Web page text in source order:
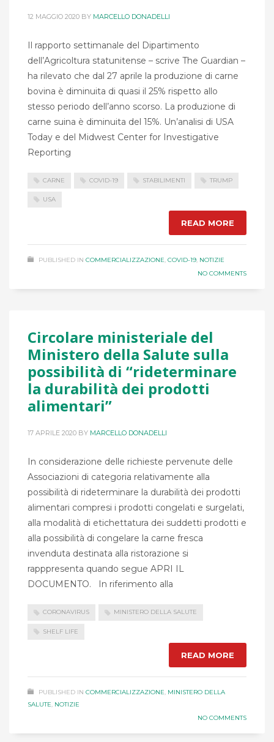
12 MAGGIO 2020 BY MARCELLO DONADELLI
Il rapporto settimanale del Dipartimento
dell’Agricoltura statunitense – scrive The Guardian –
ha rilevato che dal 27 aprile la produzione di carne
bovina è diminuita di quasi il 25% rispetto allo
stesso periodo dell’anno scorso. La produzione di
carne suina è diminuita del 15%. Un’analisi di USA
Today e del Midwest Center for Investigative
Reporting
CARNE COVID-19 STABILIMENTI TRUMP
USA
READ MORE
PUBLISHED IN COMMERCIALIZZAZIONE, COVID-19, NOTIZIE
NO COMMENTS
Circolare ministeriale del
Ministero della Salute sulla
possibilità di “rideterminare
la durabilità dei prodotti
alimentari”
17 APRILE 2020 BY MARCELLO DONADELLI
In considerazione delle richieste pervenute delle
Associazioni di categoria relativamente alla
possibilità di rideterminare la durabilità dei prodotti
alimentari compresi i prodotti congelati e surgelati,
alla modalità di etichettatura dei suddetti prodotti e
alla possibilità di congelare la carne fresca
invenduta destinata alla ristorazione si
rapppresenta quando segue APRI IL
DOCUMENTO. In riferimento alla
CORONAVIRUS MINISTERO DELLA SALUTE
SHELF LIFE
READ MORE
PUBLISHED IN COMMERCIALIZZAZIONE, MINISTERO DELLA
SALUTE, NOTIZIE
NO COMMENTS